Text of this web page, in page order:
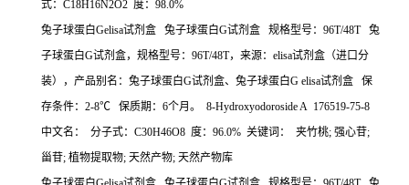
式：C18H16N2O2 度：98.0%
兔子球蛋白Gelisa试剂盒 兔子球蛋白G试剂盒 规格型号：96T/48T 兔
子球蛋白G试剂盒，规格型号：96T/48T，来源：elisa试剂盒（进口分
装），产品别名：兔子球蛋白G试剂盒、兔子球蛋白G elisa试剂盒 保
存条件：2-8℃ 保质期：6个月。 8-Hydroxyodoroside A 176519-75-8
中文名： 分子式：C30H46O8 度：96.0% 关键词： 夹竹桃; 强心苷;
甾苷; 植物提取物; 天然产物; 天然产物库